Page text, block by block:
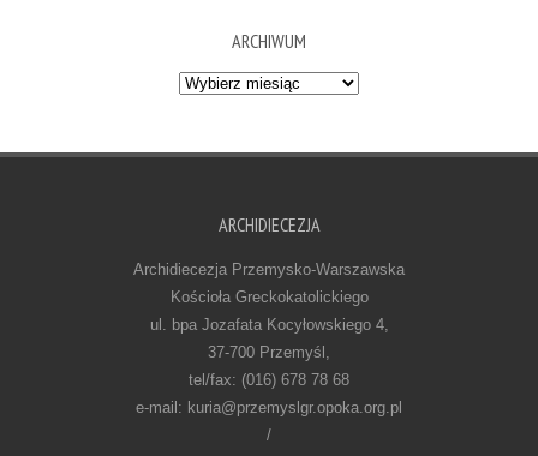
ARCHIWUM
Archiwum
ARCHIDIECEZJA
Archidiecezja Przemysko-Warszawska
Kościoła Greckokatolickiego
ul. bpa Jozafata Kocyłowskiego 4,
37-700 Przemyśl,
tel/fax: (016) 678 78 68
e-mail: kuria@przemyslgr.opoka.org.pl
/